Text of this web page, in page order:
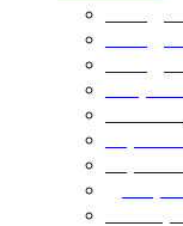
Блюда